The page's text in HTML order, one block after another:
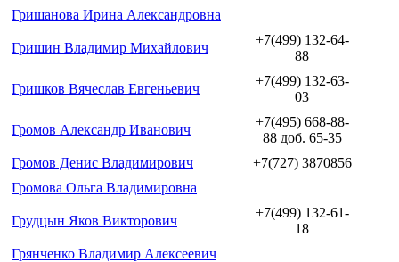
Гришанова Ирина Александровна
Гришин Владимир Михайлович
+7(499) 132-64-
88
Гришков Вячеслав Евгеньевич
+7(499) 132-63-
03
Громов Александр Иванович
+7(495) 668-88-
88 доб. 65-35
Громов Денис Владимирович
+7(727) 3870856
Громова Ольга Владимировна
Грудцын Яков Викторович
+7(499) 132-61-
18
Грянченко Владимир Алексеевич